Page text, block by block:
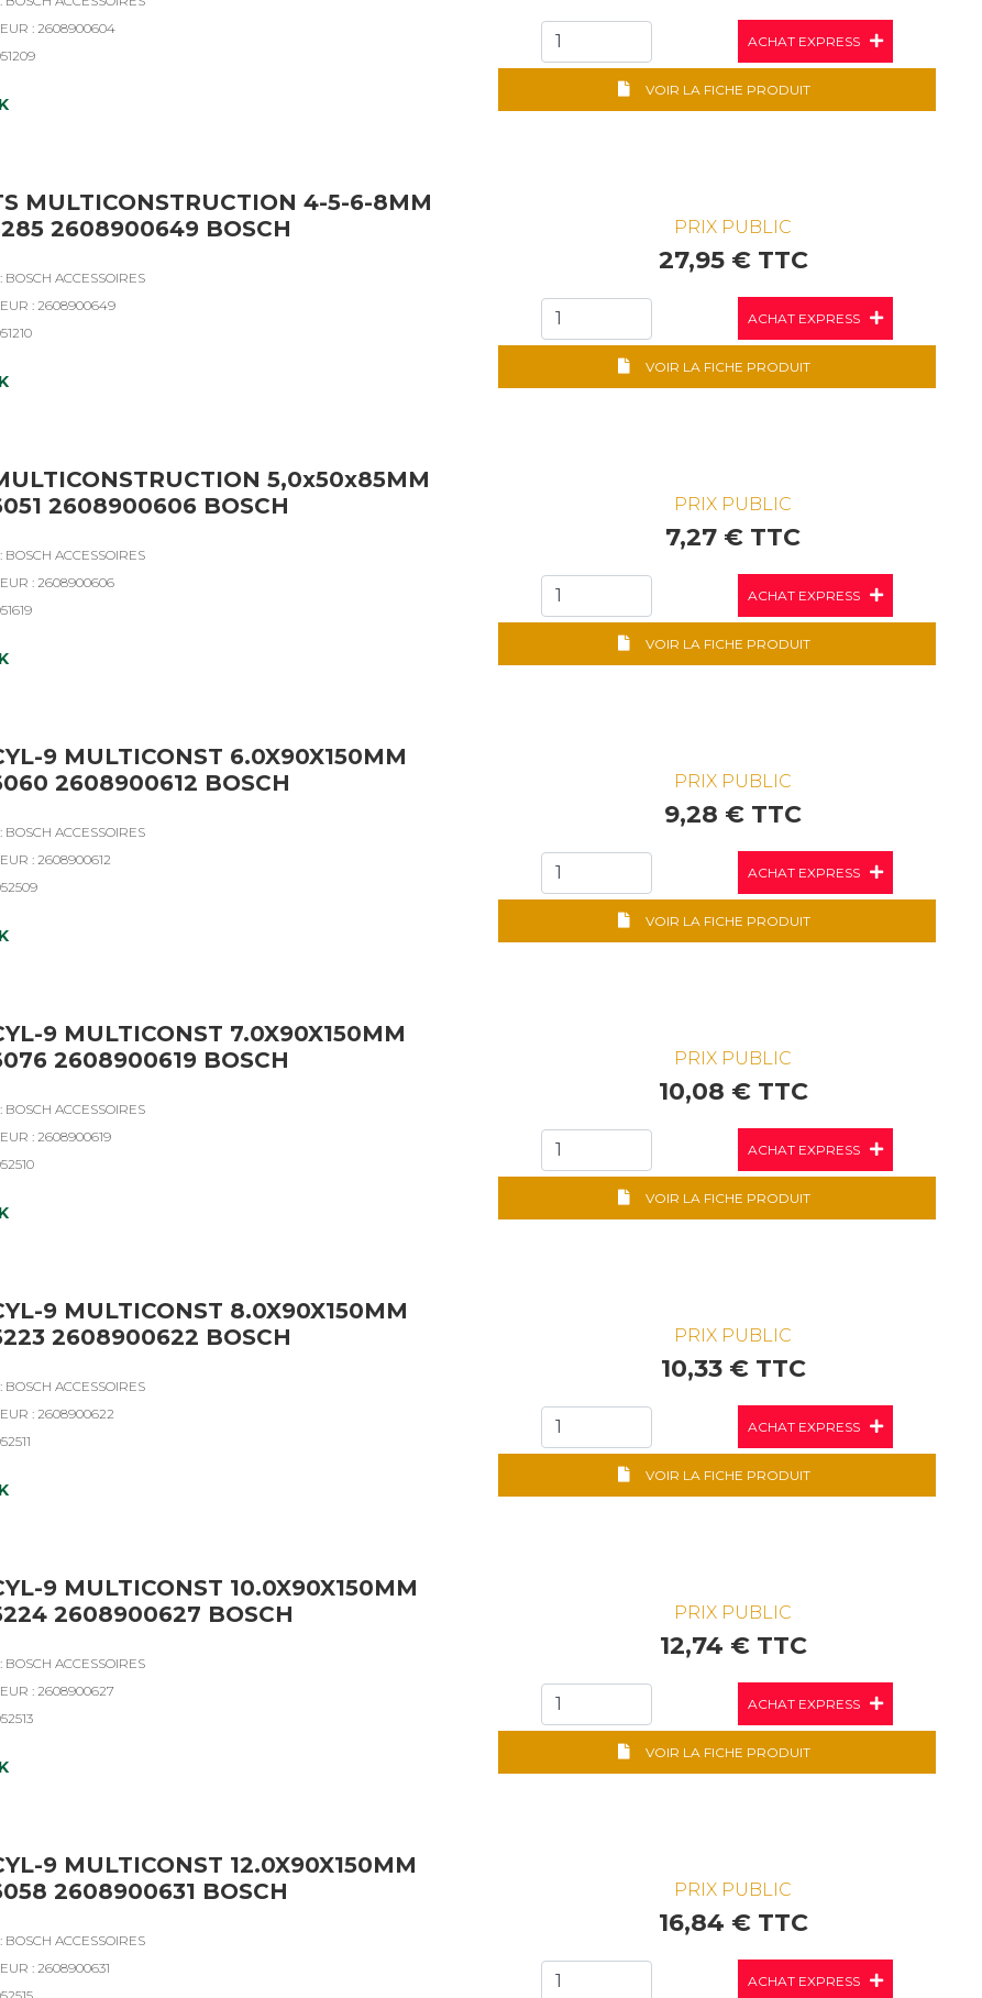
: 2608900604
ACHAT EXPRESS
VOIR LA FICHE PRODUIT
MULTICONSTRUCTION 4-5-6-8MM
2608900649 BOSCH
BOSCH ACCESSOIRES
: 2608900649
PRIX PUBLIC
27,95 € TTC
ACHAT EXPRESS
VOIR LA FICHE PRODUIT
5,0x50x85MM
2608900606 BOSCH
BOSCH ACCESSOIRES
: 2608900606
PRIX PUBLIC
7,27 € TTC
ACHAT EXPRESS
VOIR LA FICHE PRODUIT
9 MULTICONST 6.0X90X150MM
2608900612 BOSCH
BOSCH ACCESSOIRES
: 2608900612
PRIX PUBLIC
9,28 € TTC
ACHAT EXPRESS
VOIR LA FICHE PRODUIT
9 MULTICONST 7.0X90X150MM
2608900619 BOSCH
BOSCH ACCESSOIRES
: 2608900619
PRIX PUBLIC
10,08 € TTC
ACHAT EXPRESS
VOIR LA FICHE PRODUIT
9 MULTICONST 8.0X90X150MM
2608900622 BOSCH
BOSCH ACCESSOIRES
: 2608900622
PRIX PUBLIC
10,33 € TTC
ACHAT EXPRESS
VOIR LA FICHE PRODUIT
9 MULTICONST 10.0X90X150MM
2608900627 BOSCH
BOSCH ACCESSOIRES
: 2608900627
PRIX PUBLIC
12,74 € TTC
ACHAT EXPRESS
VOIR LA FICHE PRODUIT
9 MULTICONST 12.0X90X150MM
2608900631 BOSCH
BOSCH ACCESSOIRES
: 2608900631
PRIX PUBLIC
16,84 € TTC
ACHAT EXPRESS